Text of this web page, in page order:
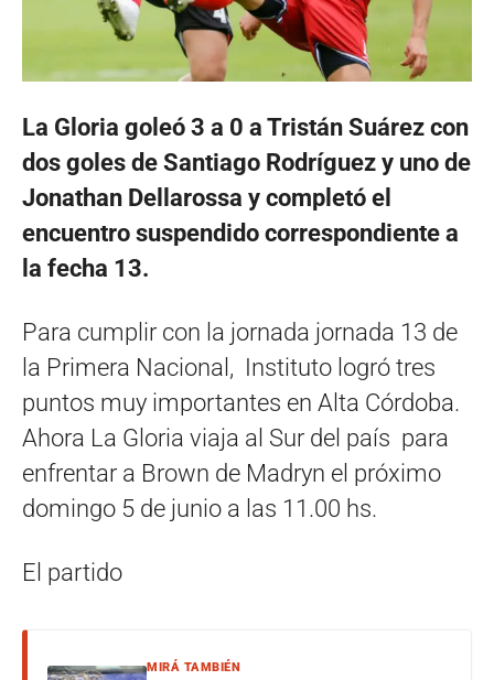
La Gloria goleó 3 a 0 a Tristán Suárez con
dos goles de Santiago Rodríguez y uno de
Jonathan Dellarossa y completó el
encuentro suspendido correspondiente a
la fecha 13.
Para cumplir con la jornada jornada 13 de
la Primera Nacional, Instituto logró tres
puntos muy importantes en Alta Córdoba.
Ahora La Gloria viaja al Sur del país para
enfrentar a Brown de Madryn el próximo
domingo 5 de junio a las 11.00 hs.
El partido
MIRÁ TAMBIÉN